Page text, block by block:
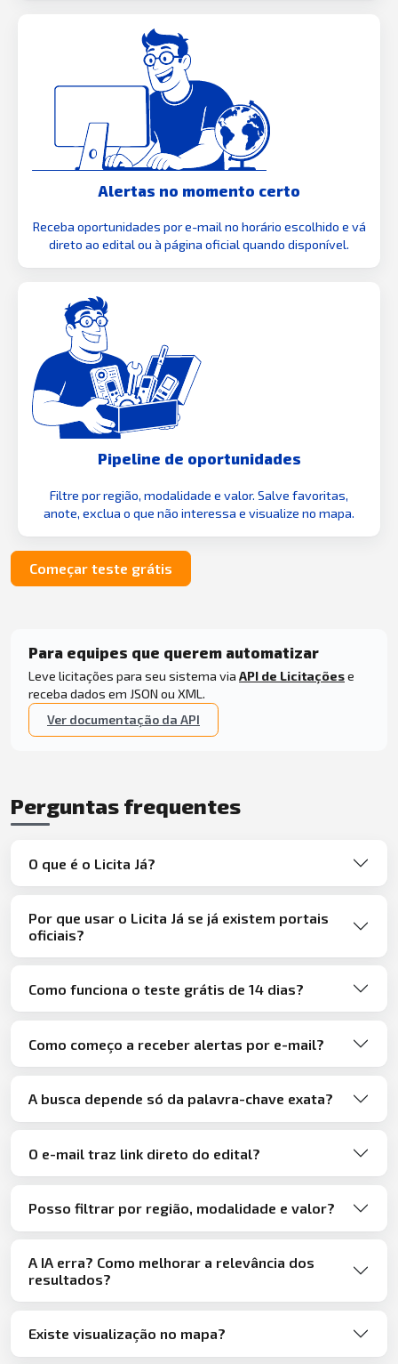
Alertas no momento certo
Receba oportunidades por e-mail no horário escolhido e vá
direto ao edital ou à página oficial quando disponível.
Pipeline de oportunidades
Filtre por região, modalidade e valor. Salve favoritas,
anote, exclua o que não interessa e visualize no mapa.
Começar teste grátis
Para equipes que querem automatizar
Leve licitações para seu sistema via API de Licitaçõese
receba dados em JSON ou XML.
Ver documentação da API
Perguntas frequentes
O que é o Licita Já?
Por que usar o Licita Já se já existem portais
oficiais?
Como funciona o teste grátis de 14 dias?
Como começo a receber alertas por e-mail?
A busca depende só da palavra-chave exata?
O e-mail traz link direto do edital?
Posso filtrar por região, modalidade e valor?
A IA erra? Como melhorar a relevância dos
resultados?
Existe visualização no mapa?